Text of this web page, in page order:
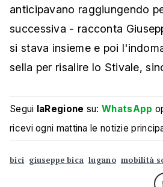
anticipavano raggiungendo
successiva - racconta
si stava insieme e poi
sella per risalire lo Stivale,
Segui laRegione su:WhatsApp
ricevi ogni mattina le notizie
bici giuseppe bica lugano mobilità